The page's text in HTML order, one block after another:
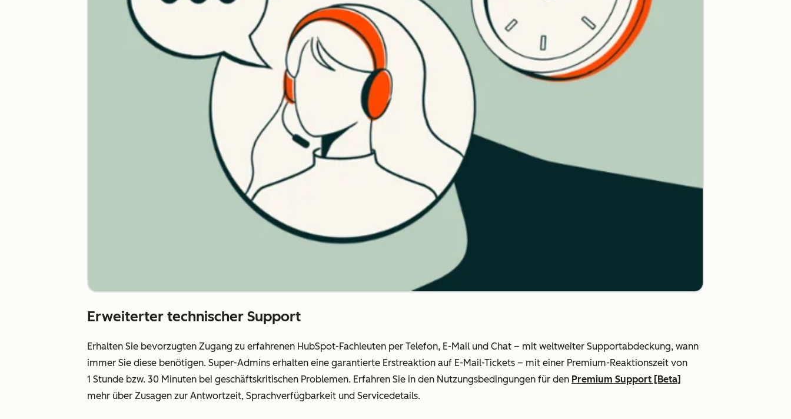
Erweiterter technischer Support
Erhalten Sie bevorzugten Zugang zu erfahrenen HubSpot-Fachleuten per Telefon, E-Mail und Chat – mit weltweiter Supportabdeckung, wann
immer Sie diese benötigen. Super-Admins erhalten eine garantierte Erstreaktion auf E-Mail-Tickets – mit einer Premium-Reaktionszeit von
1 Stunde bzw. 30 Minuten bei geschäftskritischen Problemen. Erfahren Sie in den Nutzungsbedingungen für den Premium Support [Beta]
mehr über Zusagen zur Antwortzeit, Sprachverfügbarkeit und Servicedetails.